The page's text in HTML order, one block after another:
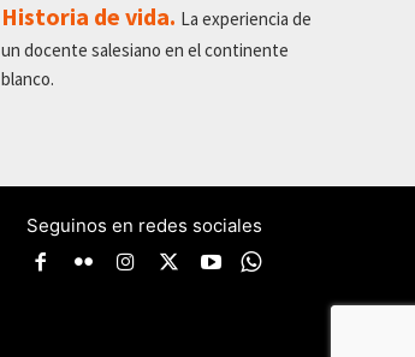
Historia de vida. La experiencia de
un docente salesiano en el continente
blanco.
Seguinos en redes sociales